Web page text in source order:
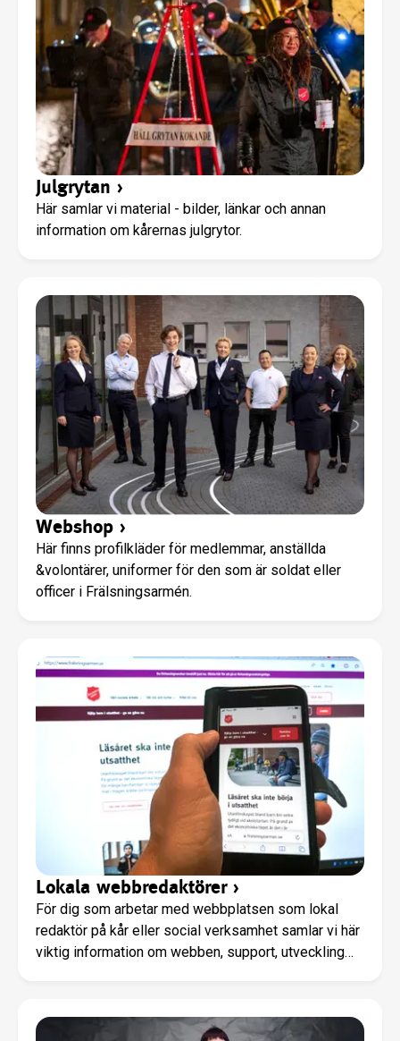
Julgrytan ›
Här samlar vi material - bilder, länkar och annan
information om kårernas julgrytor.
Webshop ›
Här finns profilkläder för medlemmar, anställda
&volontärer, uniformer för den som är soldat eller
officer i Frälsningsarmén.
Lokala webbredaktörer›
För dig som arbetar med webbplatsen som lokal
redaktör på kår eller social verksamhet samlar vi här
viktig information om webben, support, utveckling